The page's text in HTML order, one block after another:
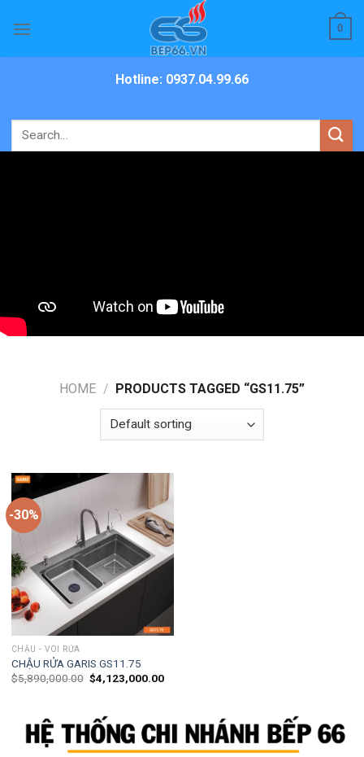
0
Hotline: 0937.04.99.66
Search
for:
HOME / PRODUCTS TAGGED “GS11.75”
-30%
CHẬU - VÒI RỬA
CHẬU RỬA GARIS GS11.75
$5,890,000.00 $4,123,000.00